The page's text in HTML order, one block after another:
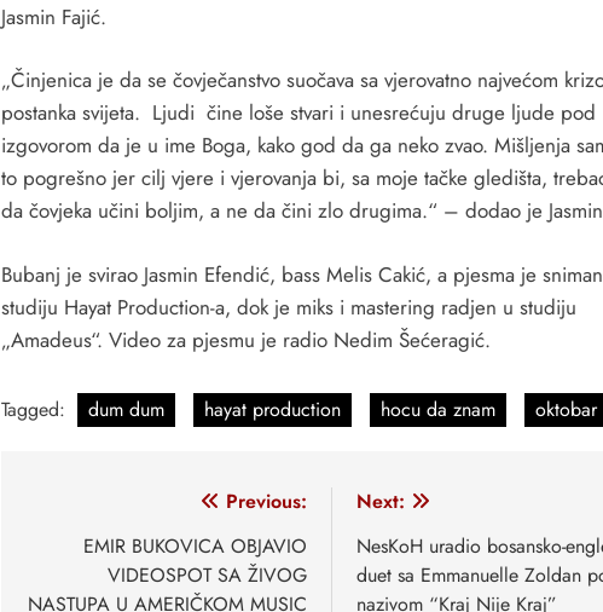
Jasmin Fajić.
„Činjenica je da se čovječanstvo suočava sa vjerovatno najvećom
postanka svijeta. Ljudi čine loše stvari i unesrećuju druge ljude pod
izgovorom da je u ime Boga, kako god da ga neko zvao. Mišljenja
to pogrešno jer cilj vjere i vjerovanja bi, sa moje tačke gledišta,
da čovjeka učini boljim, a ne da čini zlo drugima.“ – dodao je
Bubanj je svirao Jasmin Efendić, bass Melis Cakić, a pjesma je
studiju Hayat Production-a, dok je miks i mastering radjen u studiju
„Amadeus“. Video za pjesmu je radio Nedim Šećeragić.
Tagged: dum dum hayat production hocu da znam
članaka
Previous:
EMIR BUKOVICA OBJAVIO
VIDEOSPOT SA ŽIVOG
NASTUPA U AMERIČKOM MUSIC
Next:
NesKoH uradio bosansko-
duet sa Emmanuelle Zoldan
nazivom “Kraj Nije Kraj”